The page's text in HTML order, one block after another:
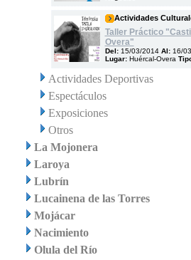
Actividades
Taller Práctico
Overa"
Del: 15/03/2014 Al: 16/
Lugar: Huércal-Overa
Actividades Deportivas
Espectáculos
Exposiciones
Otros
La Mojonera
Laroya
Lubrín
Lucainena de las Torres
Mojácar
Nacimiento
Olula del Río